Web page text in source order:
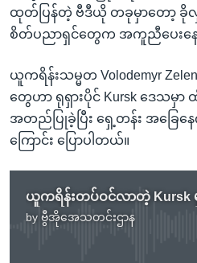
ထုတ်ပြန်တဲ့ ဗီဒီယို တခုမှာတော့
စိတ်ပညာရှင်တွေက အကူညီပေးန
ယူကရိန်းသမ္မတ Volodemyr
တွေဟာ ရုရှားပိုင် Kursk ဒေသမှာ
အတည်ပြုခဲ့ပြီး ရှေ့တန်း အခြေန
ကြောင်း ပြောပါတယ်။
by ဗွီအိုအေသတင်းဌာန
No media source